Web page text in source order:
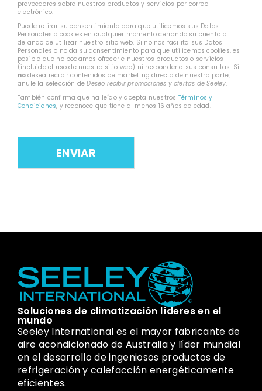
proveedores sobre nuestros productos y servicios por correo
electrónico.
Puede retirar su consentimiento para que utilicemos sus Datos
Personales o cookies en cualquier momento cerrando su cuenta o
dejando de utilizar nuestro sitio web. Si no nos facilita sus Datos
Personales o no da su consentimiento para que utilicemos cookies, es
posible que no podamos ofrecerle nuestros productos o servicios
(incluido el uso de nuestro sitio web) ni responder a sus consultas. Si
no desea recibir contenidos de marketing directo de nuestra parte,
anule la selección deDeseo recibir promociones y ofertas de Seeley.
También confirma que ha leído y acepta nuestros Términos y
Condiciones, y reconoce que tiene al menos 16 años de edad.
Soluciones de climatización líderes en el
mundo
Seeley International es el mayor fabricante de
aire acondicionado de Australia y líder mundial
en el desarrollo de ingeniosos productos de
refrigeración y calefacción energéticamente
eficientes.